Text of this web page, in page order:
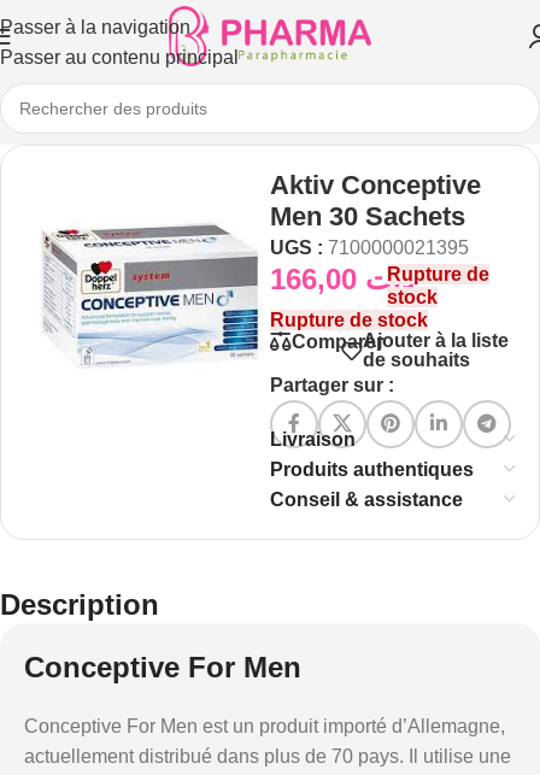
Passer à la navigation
Passer au contenu principal
Aktiv Conceptive
Men 30 Sachets
UGS : 7100000021395
د.تRupture de
stock
Rupture de stock
ComparerAjouter à la liste
de souhaits
Partager sur :
Livraison
Produits authentiques
Conseil & assistance
Description
Conceptive For Men
Conceptive For Men est un produit importé d’Allemagne,
actuellement distribué dans plus de 70 pays. Il utilise une